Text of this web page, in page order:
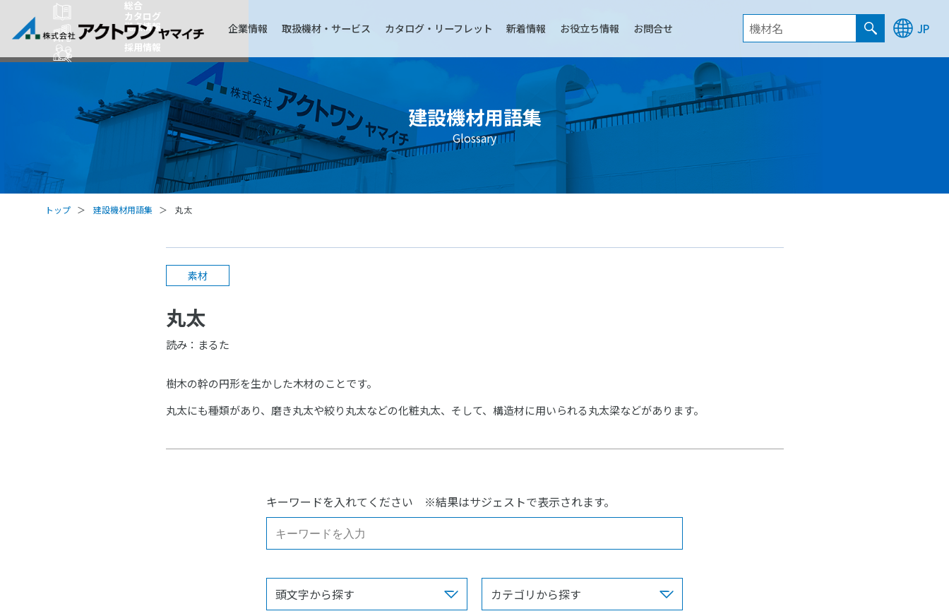
総合
カタログ
拠点情報
採用情報
企業情報 取扱機材・サービス カタログ・リーフレット 新着情報 お役立ち情報 お問合せ JP
建設機材用語集
Glossary
トップ 建設機材用語集 丸太
素材
丸太
読み：まるた
樹木の幹の円形を生かした木材のことです。
丸太にも種類があり、磨き丸太や絞り丸太などの化粧丸太、そして、構造材に用いられる丸太梁などがあります。
キーワードを入れてください ※結果はサジェストで表示されます。